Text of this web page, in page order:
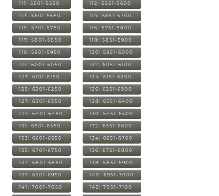
111: 5501-5550 112: 5551-5600
113: 5601-5650 114: 5651-5700
115: 5701-5750 116: 5751-5800
117: 5801-5850 118: 5851-5900
119: 5901-5950 120: 5951-6000
121: 6001-6050 122: 6051-6100
123: 6101-6150 124: 6151-6200
125: 6201-6250 126: 6251-6300
127: 6301-6350 128: 6351-6400
129: 6401-6450 130: 6451-6500
131: 6501-6550 132: 6551-6600
133: 6601-6650 134: 6651-6700
135: 6701-6750 136: 6751-6800
137: 6801-6850 138: 6851-6900
139: 6901-6950 140: 6951-7000
141: 7001-7050 142: 7051-7100